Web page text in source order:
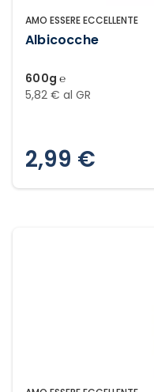
AMO ESSERE ECCELLENTE
Albicocche
600g ℮
5,82 € al GR
2,99 €